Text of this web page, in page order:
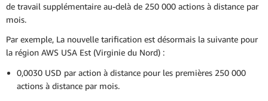
de travail supplémentaire au-delà de 250 000 actions à distance par
mois.
Par exemple, La nouvelle tarification est désormais la suivante pour
la région AWS USA Est (Virginie du Nord) :
0,0030 USD par action à distance pour les premières 250 000
actions à distance par mois.